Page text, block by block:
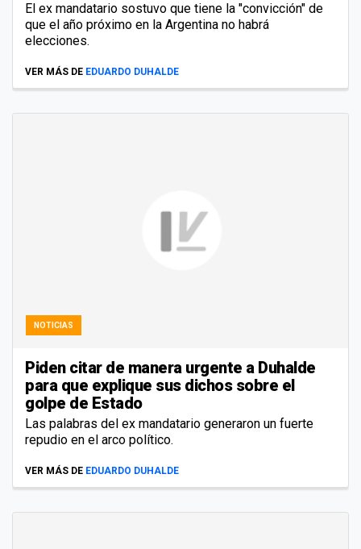
El ex mandatario sostuvo que tiene la "convicción" de
que el año próximo en la Argentina no habrá
elecciones.
VER MÁS DE EDUARDO DUHALDE
NOTICIAS
Piden citar de manera urgente a Duhalde
para que explique sus dichos sobre el
golpe de Estado
Las palabras del ex mandatario generaron un fuerte
repudio en el arco político.
VER MÁS DE EDUARDO DUHALDE